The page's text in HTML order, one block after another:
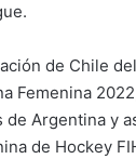
de Chile
Femenina
de Argentina y
de Hockey